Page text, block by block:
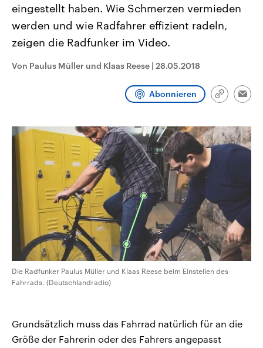
Landtagswahl Sachsen-Anhalt
2026
Alle Informationen
September 2026 einen neuen
Bundesland von einer Koalition aus
CDU, SPD und FDP regiert.-
Wahlprogramme, aktuelle Berichte
und Hintergründe zu den Parteien
USA
Aktuelle Beiträge,
Hintergründe
Wirtschaftlich und
gehören die Vereinigten
mit großem Einfluss auf
aktuelle Weltgeschehen.
Programm Podcasts
Audio-Archiv
eingestellt haben. Wie Schmerzen vermieden
werden und wie Radfahrer effizient radeln,
zeigen die Radfunker im Video.
Von Paulus Müller und Klaas Reese | 28.05.2018
Abonnieren
Link
Die Radfunker Paulus Müller und Klaas Reese beim Einstellen des
Fahrrads. (Deutschlandradio)
Grundsätzlich muss das Fahrrad natürlich für an die
Größe der Fahrerin oder des Fahrers angepasst